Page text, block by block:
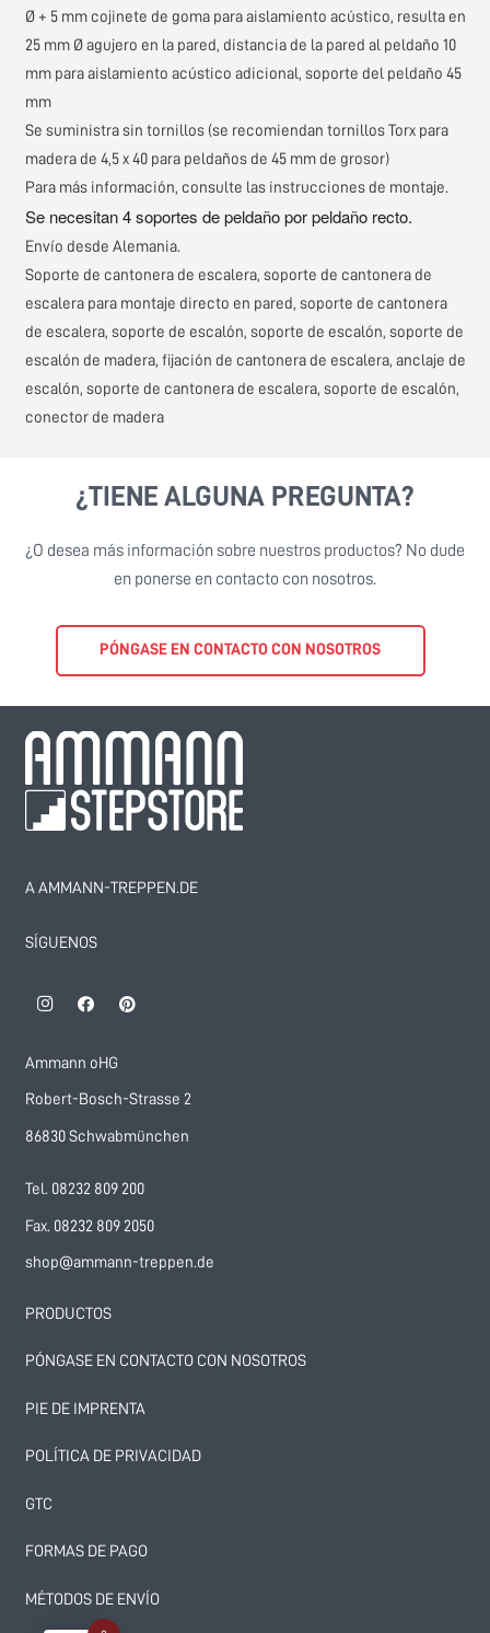
Ø + 5 mm cojinete de goma para aislamiento acústico, resulta en
25 mm Ø agujero en la pared, distancia de la pared al peldaño 10
mm para aislamiento acústico adicional, soporte del peldaño 45
mm
Se suministra sin tornillos (se recomiendan tornillos Torx para
madera de 4,5 x 40 para peldaños de 45 mm de grosor)
Para más información, consulte las instrucciones de montaje.
Se necesitan 4 soportes de peldaño por peldaño recto.
Envío desde Alemania.
Soporte de cantonera de escalera, soporte de cantonera de
escalera para montaje directo en pared, soporte de cantonera
de escalera, soporte de escalón, soporte de escalón, soporte de
escalón de madera, fijación de cantonera de escalera, anclaje de
escalón, soporte de cantonera de escalera, soporte de escalón,
conector de madera
¿TIENE ALGUNA PREGUNTA?
¿O desea más información sobre nuestros productos? No dude
en ponerse en contacto con nosotros.
PÓNGASE EN CONTACTO CON NOSOTROS
A AMMANN-TREPPEN.DE
SÍGUENOS
Ammann oHG
Robert-Bosch-Strasse 2
86830 Schwabmünchen
Tel. 08232 809 200
Fax. 08232 809 2050
shop@ammann-treppen.de
PRODUCTOS
PÓNGASE EN CONTACTO CON NOSOTROS
PIE DE IMPRENTA
POLÍTICA DE PRIVACIDAD
GTC
FORMAS DE PAGO
MÉTODOS DE ENVÍO